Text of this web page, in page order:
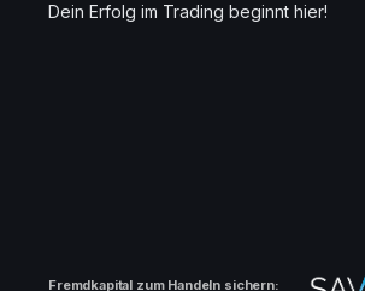
Dein Erfolg im Trading beginnt hier!
Fremdkapital zum Handeln sichern: